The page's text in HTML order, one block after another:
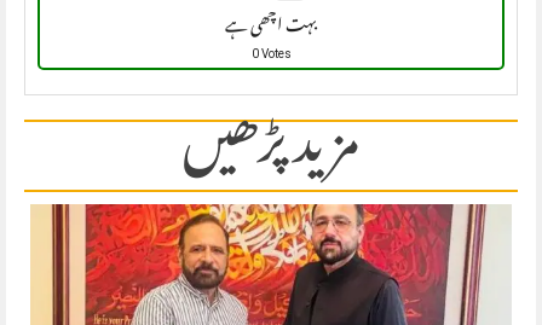
بہت اچھی ہے
0 Votes
مزید پڑھیں